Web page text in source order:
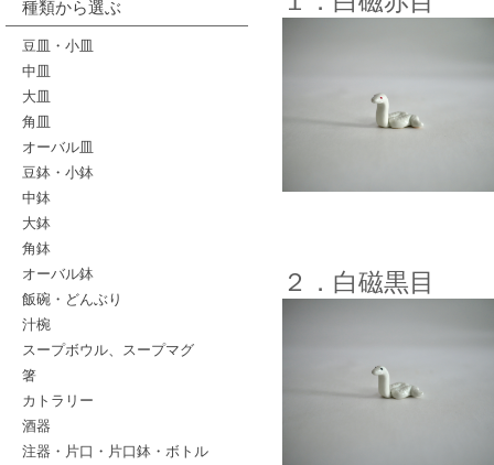
種類から選ぶ
豆皿・小皿
中皿
大皿
角皿
オーバル皿
豆鉢・小鉢
中鉢
大鉢
角鉢
オーバル鉢
飯碗・どんぶり
汁椀
スープボウル、スープマグ
箸
カトラリー
酒器
注器・片口・片口鉢・ボトル
２．白磁黒目